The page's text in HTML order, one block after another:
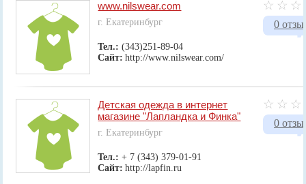
0
www.nilswear.com
г. Екатеринбург
Тел.:(343)251-89-04
Сайт: http://www.nilswear.com/
0
Детская одежда в интернет
магазине "Лапландка и Финка"
г. Екатеринбург
Тел.:+ 7 (343) 379-01-91
Сайт: http://lapfin.ru